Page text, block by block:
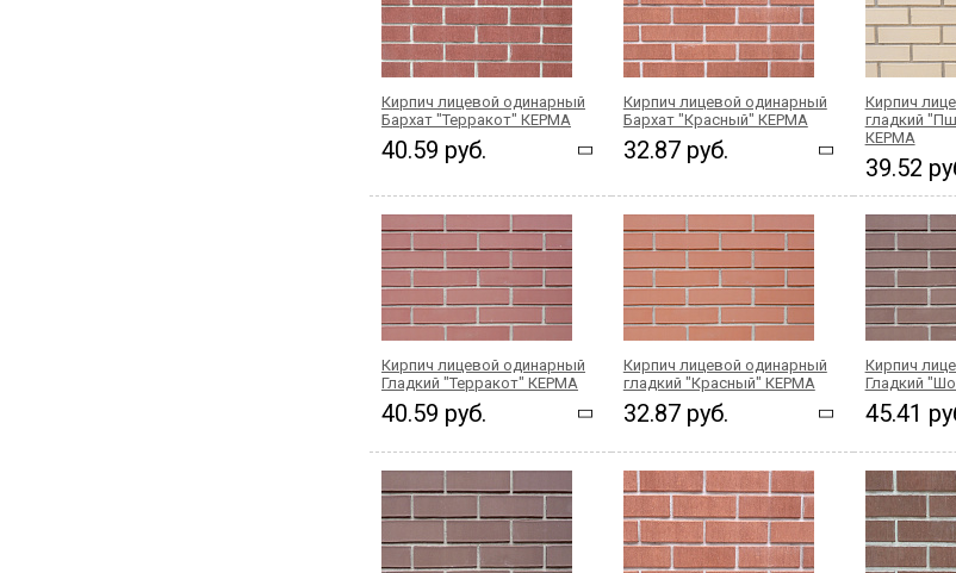
Кирпич лицевой одинарный
Бархат "Терракот" КЕРМА
40.59 руб.
Кирпич лицевой одинарный
Бархат "Красный" КЕРМА
32.87 руб.
Кирпич
гладкий
КЕРМА
39.52
Кирпич лицевой одинарный
Гладкий "Терракот" КЕРМА
40.59 руб.
Кирпич лицевой одинарный
гладкий "Красный" КЕРМА
32.87 руб.
Кирпич
Гладкий
45.41